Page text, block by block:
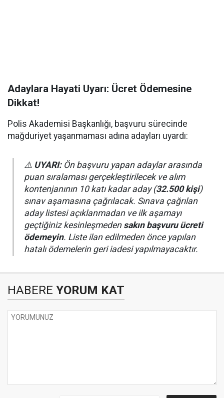
Adaylara Hayati Uyarı: Ücret Ödemesine
Dikkat!
Polis Akademisi Başkanlığı, başvuru sürecinde
mağduriyet yaşanmaması adına adayları uyardı:
⚠️ UYARI:Ön başvuru yapan adaylar arasında
puan sıralaması gerçekleştirilecek ve alım
kontenjanının 10 katı kadar aday (32.500 kişi)
sınav aşamasına çağrılacak. Sınava çağrılan
aday listesi açıklanmadan ve ilk aşamayı
geçtiğiniz kesinleşmeden sakın başvuru ücreti
ödemeyin. Liste ilan edilmeden önce yapılan
hatalı ödemelerin geri iadesi yapılmayacaktır.
HABERE YORUM KAT